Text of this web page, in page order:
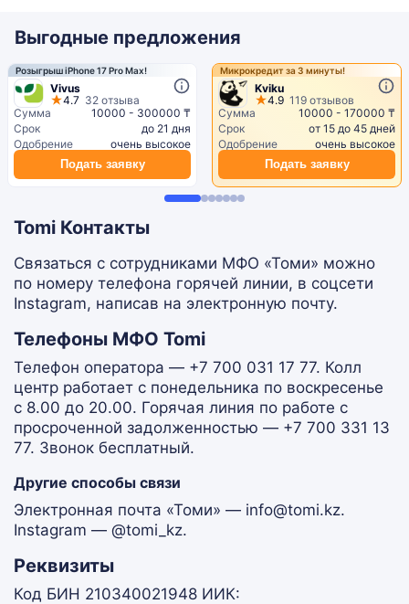
Выгодные предложения
Розыгрыш iPhone 17 Pro Max!
Vivus
4.7 32 отзыва
Сумма
10000 - 300000 ₸
Срок
до 21 дня
Одобрение
очень высокое
Подать заявку
Микрокредит за 3 минуты!
Kviku
4.9 119 отзывов
Сумма
10000 - 170000 ₸
Срок
от 15 до 45 дней
Одобрение
очень высокое
Подать заявку
Tomi Контакты
Связаться с сотрудниками МФО «Томи» можно
по номеру телефона горячей линии, в соцсети
Instagram, написав на электронную почту.
Телефоны МФО Tomi
Телефон оператора — +7 700 031 17 77. Колл
центр работает с понедельника по воскресенье
с 8.00 до 20.00. Горячая линия по работе с
просроченной задолженностью — +7 700 331 13
77. Звонок бесплатный.
Другие способы связи
Электронная почта «Томи» — info@tomi.kz.
Instagram — @tomi_kz.
Реквизиты
Код БИН 210340021948 ИИК: